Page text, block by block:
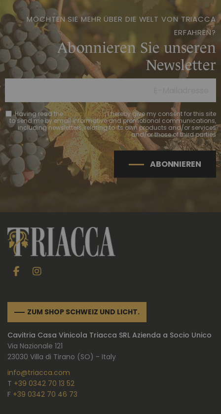
MÖCHTEN SIE MEHR ÜBER DIE WELT VON TRIACCA
ERFAHREN?
Abonnieren Sie unseren
Newsletter
Having read thePrivacy Policy, I hereby give my consent for this site
to send me by email informative and promotional communications,
including newsletters, relating to its own products and/or services
and/or those of third parties
ABONNIEREN
ZUM SHOP SCHWEIZ UND LICHT.
Cavitria Casa Vinicola Triacca SRL Azienda a Socio Unico
Via Nazionale 121
23030 Villa di Tirano (SO) - Italy
info@triacca.com
T +39 0342 70 13 52
F +39 0342 70 46 73